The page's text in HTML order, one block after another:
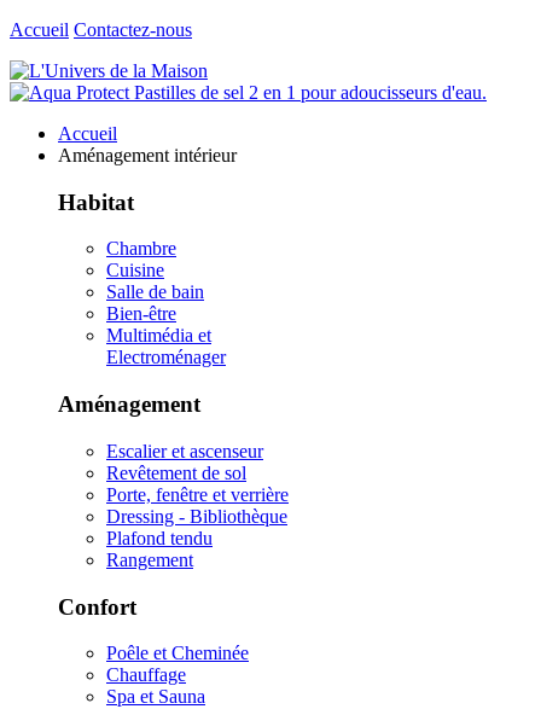
Accueil Contactez-nous
Accueil
Aménagement intérieur
Habitat
Chambre
Cuisine
Salle de bain
Bien-être
Multimédia et
Electroménager
Aménagement
Escalier et ascenseur
Revêtement de sol
Porte, fenêtre et verrière
Dressing - Bibliothèque
Plafond tendu
Rangement
Confort
Poêle et Cheminée
Chauffage
Spa et Sauna